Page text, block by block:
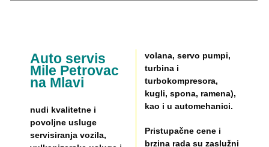
Auto servis
Mile Petrovac
na Mlavi
nudi kvalitetne i
povoljne usluge
servisiranja vozila,
volana, servo pumpi,
turbina i
turbokompresora,
kugli, spona, ramena),
kao i u automehanici.
Pristupačne cene i
brzina rada su zaslužni